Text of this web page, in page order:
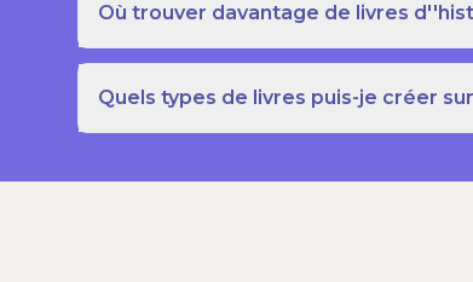
Où trouver davantage de livres
Quels types de livres puis-je créer